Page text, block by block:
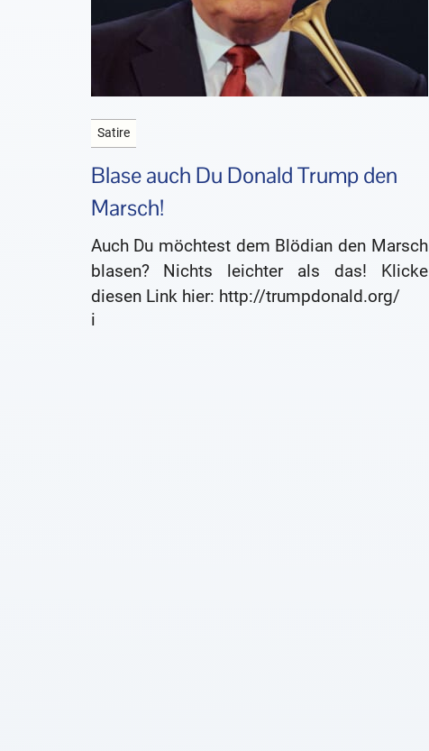
Satire
Blase auch Du Donald Trump den
Marsch!
Auch Du möchtest dem Blödian den Marsch
blasen? Nichts leichter als das! Klicke
diesen Link hier: http://trumpdonald.org/
i